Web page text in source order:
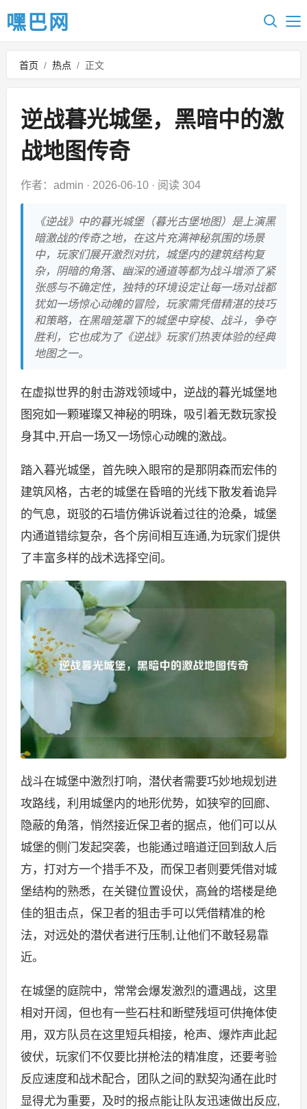
嘿巴网
首页 / 热点 / 正文
逆战暮光城堡，黑暗中的激
战地图传奇
作者：admin · 2026-06-10· 阅读 304
《逆战》中的暮光城堡（暮光古堡地图）是上演黑
暗激战的传奇之地，在这片充满神秘氛围的场景
中，玩家们展开激烈对抗，城堡内的建筑结构复
杂，阴暗的角落、幽深的通道等都为战斗增添了紧
张感与不确定性，独特的环境设定让每一场对战都
犹如一场惊心动魄的冒险，玩家需凭借精湛的技巧
和策略，在黑暗笼罩下的城堡中穿梭、战斗，争夺
胜利，它也成为了《逆战》玩家们热衷体验的经典
地图之一。
在虚拟世界的射击游戏领域中，逆战的暮光城堡地
图宛如一颗璀璨又神秘的明珠，吸引着无数玩家投
身其中,开启一场又一场惊心动魄的激战。
踏入暮光城堡，首先映入眼帘的是那阴森而宏伟的
建筑风格，古老的城堡在昏暗的光线下散发着诡异
的气息，斑驳的石墙仿佛诉说着过往的沧桑，城堡
内通道错综复杂，各个房间相互连通,为玩家们提供
了丰富多样的战术选择空间。
战斗在城堡中激烈打响，潜伏者需要巧妙地规划进
攻路线，利用城堡内的地形优势，如狭窄的回廊、
隐蔽的角落，悄然接近保卫者的据点，他们可以从
城堡的侧门发起突袭，也能通过暗道迂回到敌人后
方，打对方一个措手不及，而保卫者则要凭借对城
堡结构的熟悉，在关键位置设伏，高耸的塔楼是绝
佳的狙击点，保卫者的狙击手可以凭借精准的枪
法，对远处的潜伏者进行压制,让他们不敢轻易靠
近。
在城堡的庭院中，常常会爆发激烈的遭遇战，这里
相对开阔，但也有一些石柱和断壁残垣可供掩体使
用，双方队员在这里短兵相接，枪声、爆炸声此起
彼伏，玩家们不仅要比拼枪法的精准度，还要考验
反应速度和战术配合，团队之间的默契沟通在此时
显得尤为重要，及时的报点能让队友迅速做出反应,